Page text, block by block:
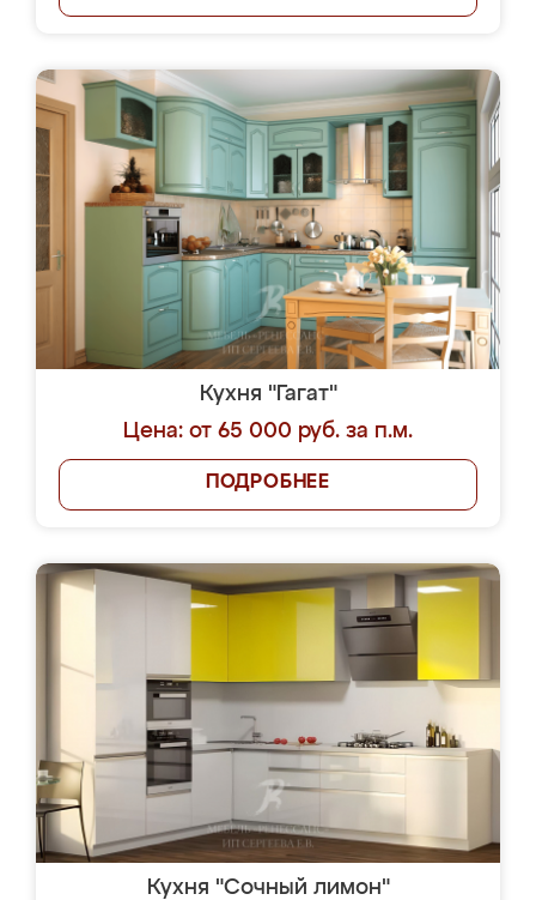
Кухня "Гагат"
Цена: от 65 000 руб. за п.м.
ПОДРОБНЕЕ
Кухня "Сочный лимон"